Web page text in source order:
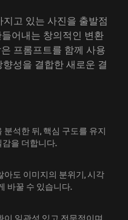
고 있는 사진을 출발점
어내는 창의적인 변환
프롬프트를 함께 사용
성을 결합한 새로운 결
석한 뒤, 핵심 구도를 유지
을 더합니다.
아도 이미지의 분위기, 시각
바꿀 수 있습니다.